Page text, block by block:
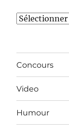
Catégories
Concours
Video
Humour